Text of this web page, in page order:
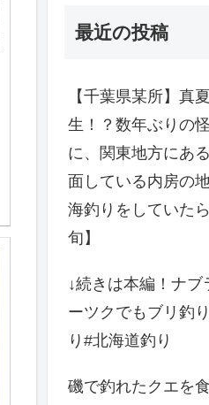
最近の投稿
【千葉県某所】真
生！？数年ぶりの
に、関東地方にあ
面している内房の
海釣りをしていた
旬】
↓続きは本編！ナ
ーツクでもブリ釣
り#北海道釣り
磯で釣れたクエを